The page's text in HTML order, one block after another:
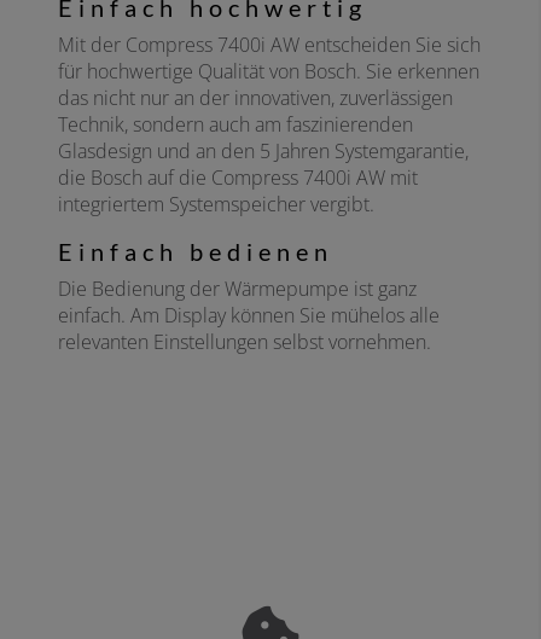
Einfach hochwertig
Mit der Compress 7400i AW entscheiden Sie sich
für hochwertige Qualität von Bosch. Sie erkennen
das nicht nur an der innovativen, zuverlässigen
Technik, sondern auch am faszinierenden
Glasdesign und an den 5 Jahren Systemgarantie,
die Bosch auf die Compress 7400i AW mit
integriertem Systemspeicher vergibt.
Einfach bedienen
Die Bedienung der Wärmepumpe ist ganz
einfach. Am Display können Sie mühelos alle
relevanten Einstellungen selbst vornehmen.